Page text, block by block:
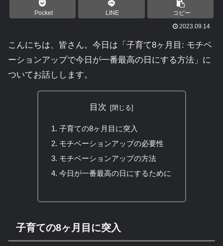
Pocket LINE
コピー
2023.09.14
こんにちは、皆さん。今日は「子育て8ヶ月目: モチベ
ーションアップで今日が一番最高の日にする方法」に
ついてお話しします。
目次
子育ての8ヶ月目に突入
モチベーションアップの必要性
モチベーションアップの方法
今日が一番最高の日にするために
子育ての8ヶ月目に突入